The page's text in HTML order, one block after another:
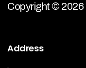
Copyright © 2026
Address